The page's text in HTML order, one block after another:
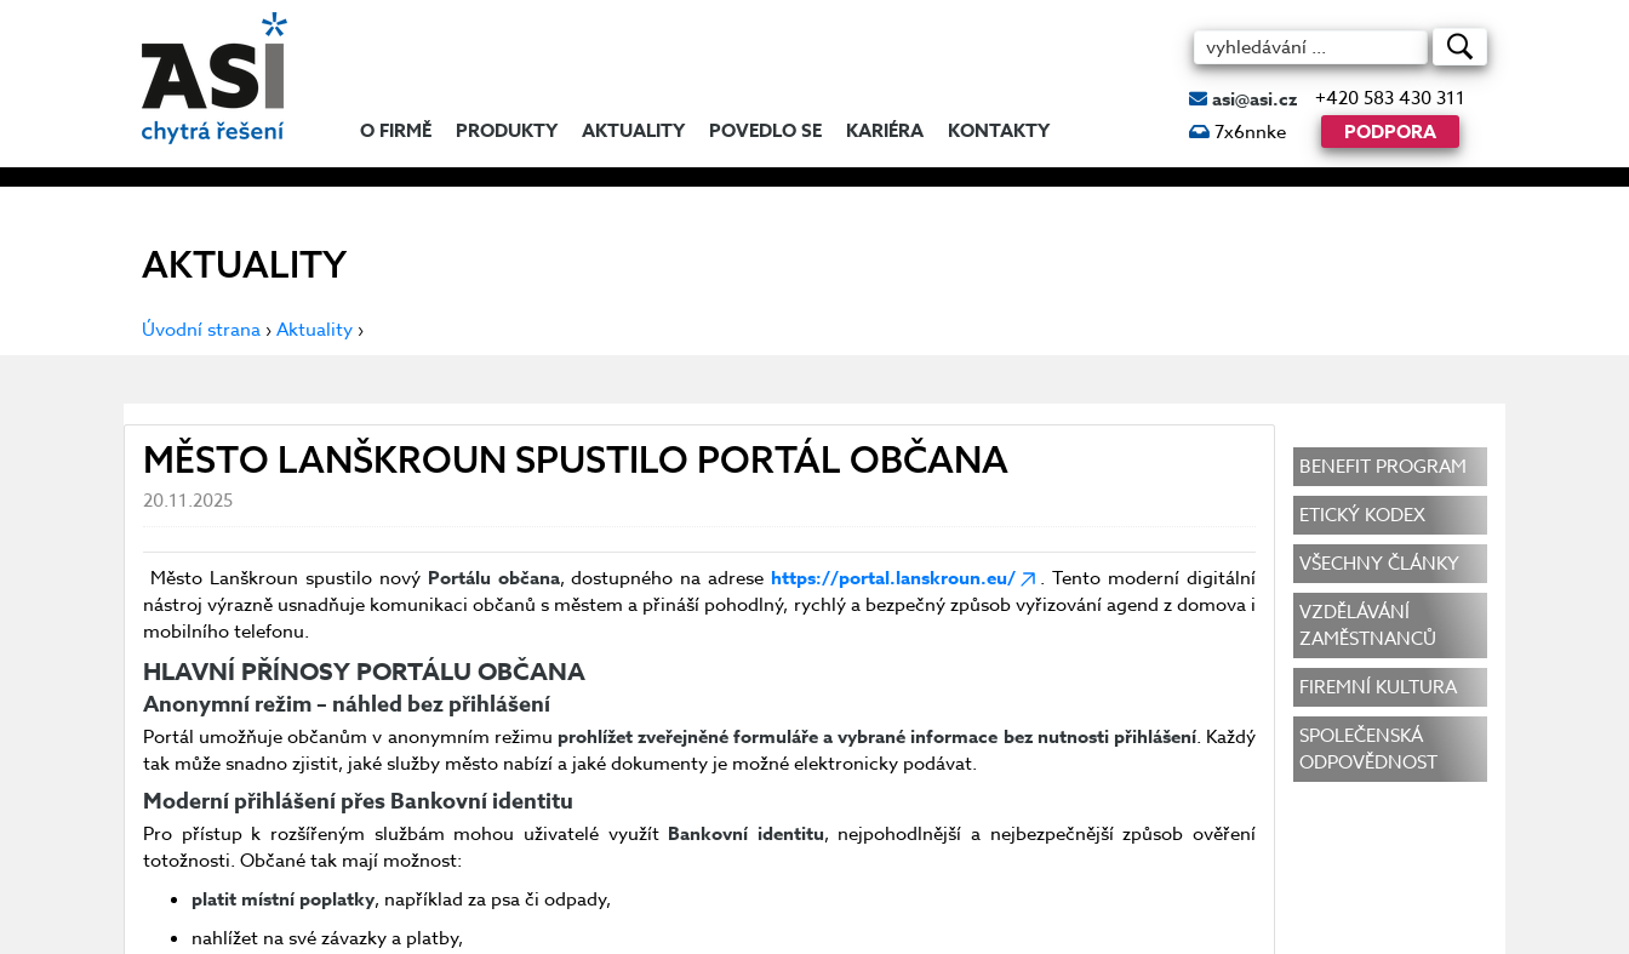
AKTUALITY
Úvodní strana ›Aktuality ›
O FIRMĚ PRODUKTY AKTUALITY POVEDLO SE KARIÉRA KONTAKTY
asi@asi.cz
7x6nnke
+420 583 430 311
PODPORA
MĚSTO LANŠKROUN SPUSTILO PORTÁL OBČANA
20.11.2025
Město Lanškroun spustilo nový Portálu občana, dostupného na adrese https://portal.lanskroun.eu/
. Tento moderní digitální
nástroj výrazně usnadňuje komunikaci občanů s městem a přináší pohodlný, rychlý a bezpečný způsob vyřizování agend z domova i
mobilního telefonu.
HLAVNÍ PŘÍNOSY PORTÁLU OBČANA
Anonymní režim – náhled bez přihlášení
Portál umožňuje občanům v anonymním režimu prohlížet zveřejněné formuláře a vybrané informace bez nutnosti přihlášení. Každý
tak může snadno zjistit, jaké služby město nabízí a jaké dokumenty je možné elektronicky podávat.
Moderní přihlášení přes Bankovní identitu
Pro přístup k rozšířeným službám mohou uživatelé využít Bankovní identitu, nejpohodlnější a nejbezpečnější způsob ověření
totožnosti. Občané tak mají možnost:
platit místní poplatky, například za psa či odpady,
nahlížet na své závazky a platby,
BENEFIT PROGRAM
ETICKÝ KODEX
VŠECHNY ČLÁNKY
VZDĚLÁVÁNÍ
ZAMĚSTNANCŮ
FIREMNÍ KULTURA
SPOLEČENSKÁ
ODPOVĚDNOST